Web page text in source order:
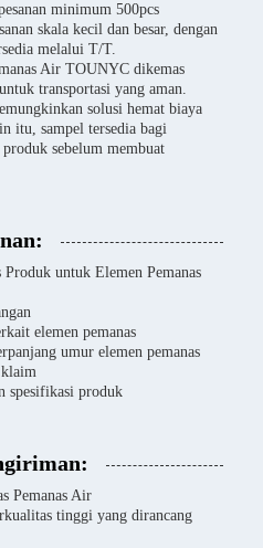
minimum 500pcs
skala kecil dan besar, dengan
melalui T/T.
Air TOUNYC dikemas
transportasi yang aman.
solusi hemat biaya
itu, sampel tersedia bagi
sebelum membuat
untuk Elemen Pemanas
elemen pemanas
umur elemen pemanas
klaim
spesifikasi produk
Pemanas Air
tinggi yang dirancang